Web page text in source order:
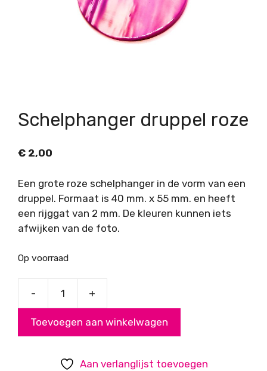
Schelphanger druppel roze
€ 2,00
Een grote roze schelphanger in de vorm van een
druppel. Formaat is 40 mm. x 55 mm. en heeft
een rijggat van 2 mm. De kleuren kunnen iets
afwijken van de foto.
Op voorraad
-
roze
+
Toevoegen aan winkelwagen
Aan verlanglijst toevoegen